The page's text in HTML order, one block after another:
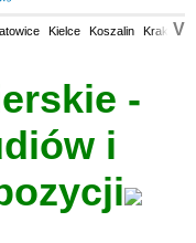
Kielce Koszalin Kraków
V
-
i